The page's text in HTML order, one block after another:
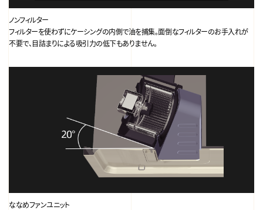
ノンフィルター
フィルターを使わずにケーシングの内側で油を捕集。面倒なフィルターのお手入れが
不要で、目詰まりによる吸引力の低下もありません。
ななめファンユニット